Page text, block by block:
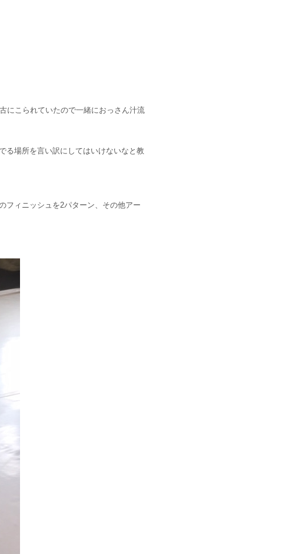
にこられていたので一緒におっさん汁流
る場所を言い訳にしてはいけないなと教
フィニッシュを2パターン、その他アー